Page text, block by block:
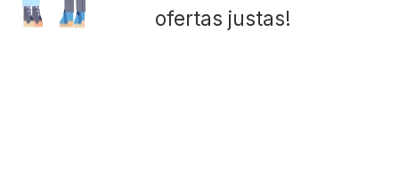
ofertas justas!